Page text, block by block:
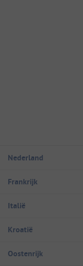
Nederland
Frankrijk
Italië
Kroatië
Oostenrijk